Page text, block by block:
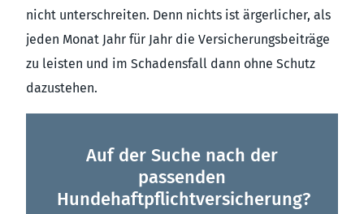
nicht unterschreiten. Denn nichts ist ärgerlicher, als
jeden Monat Jahr für Jahr die Versicherungsbeiträge
zu leisten und im Schadensfall dann ohne Schutz
dazustehen.
Auf der Suche nach der
passenden
Hundehaftpflichtversicherung?